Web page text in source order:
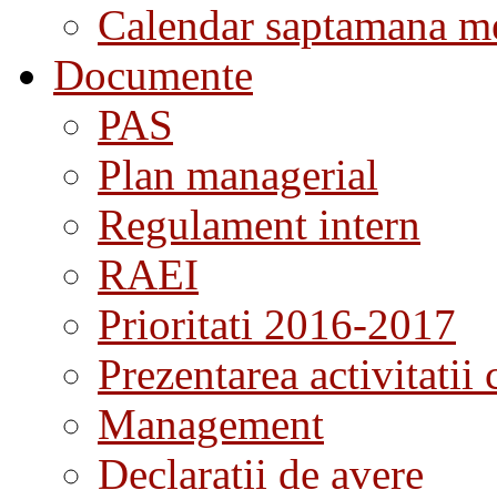
Calendar saptamana
Documente
PAS
Plan managerial
Regulament intern
RAEI
Prioritati 2016-2017
Prezentarea activitatii
Management
Declaratii de avere